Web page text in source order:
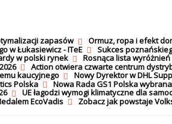
zapasów Ormuz, ropa i efekt
w Łukasiewicz - ITeE Sukces
w polski rynek Rosnąca lista wyróżnień
Action otwiera czwarte centrum
kaucyjnego Nowy Dyrektor w DHL
Polska Nowa Rada GS1 Polska wybrana
UE łagodzi wymogi klimatyczne dla
EcoVadis Zobacz jak powstaje